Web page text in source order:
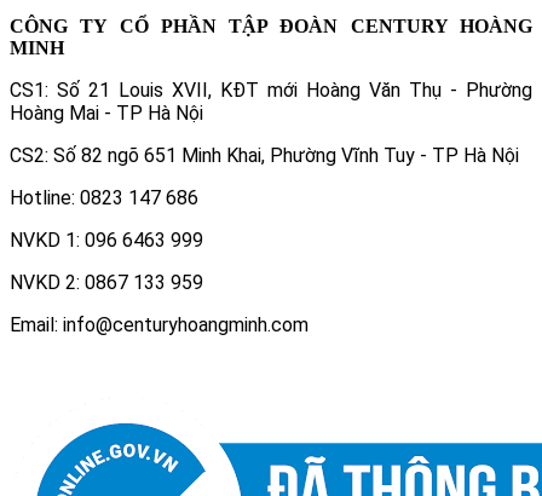
CÔNG TY CỔ PHẦN TẬP ĐOÀN CENTURY HOÀNG
MINH
CS1: Số 21 Louis XVII, KĐT mới Hoàng Văn Thụ - Phường
Hoàng Mai - TP Hà Nội
CS2: Số 82 ngõ 651 Minh Khai, Phường Vĩnh Tuy - TP Hà Nội
Hotline: 0823 147 686
NVKD 1: 096 6463 999
NVKD 2: 0867 133 959
Email: info@centuryhoangminh.com